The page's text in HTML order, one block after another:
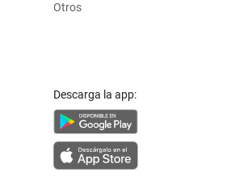
Otros
Descarga la app: